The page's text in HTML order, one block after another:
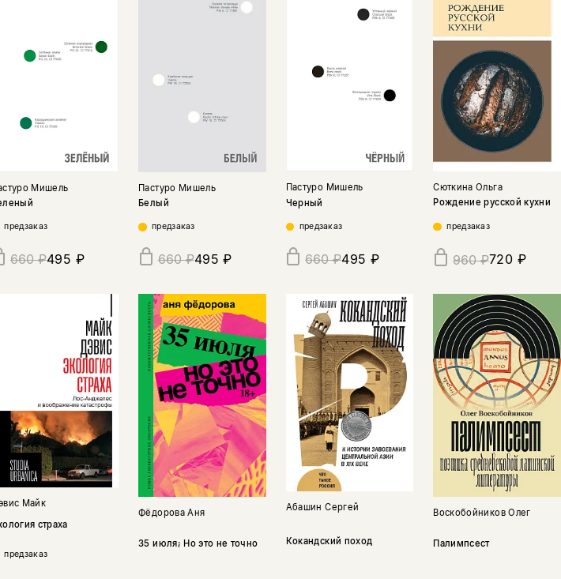
Мишель
предзаказ
660 ₽495 ₽
Пастуро Мишель
Белый
предзаказ
660 ₽495 ₽
Пастуро Мишель
Черный
предзаказ
660 ₽495 ₽
Сюткина Ольга
Рождение русской кухни
предзаказ
960 ₽720 ₽
Майк
страха
предзаказ
Фёдорова Аня
35 июля; Но это не точно
Абашин Сергей
Кокандский поход
Воскобойников Олег
Палимпсест